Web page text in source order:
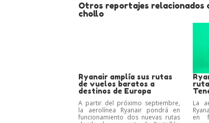
Otros reportajes relacionados
chollo
Ryanair amplía sus rutas
de vuelos baratos a
destinos de Europa
A partir del próximo septiembre,
la aerolínea Ryanair pondrá en
funcionamiento dos nuevas rutas
La
en